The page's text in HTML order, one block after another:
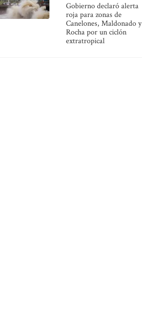
Gobierno declaró alerta
roja para zonas de
Canelones, Maldonado y
Rocha por un ciclón
extratropical